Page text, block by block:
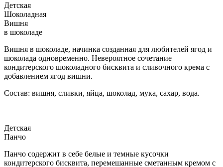
Детская
Шоколадная
Вишня
в шоколаде
Вишня в шоколаде, начинка созданная для любителей ягод и
шоколада одновременно. Невероятное сочетание
кондитерского шоколадного бисквита и сливочного крема с
добавлением ягод вишни.
Состав: вишня, сливки, яйца, шоколад, мука, сахар, вода.
Детская
Панчо
Панчо содержит в себе белые и темные кусочки
кондитерского бисквита, перемешанные сметанным кремом с